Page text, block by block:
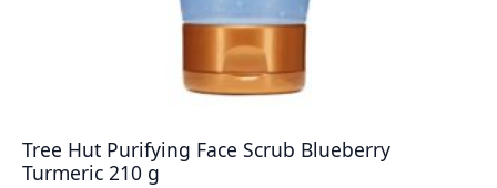
Tree Hut Purifying Face Scrub Blueberry
Turmeric 210 g